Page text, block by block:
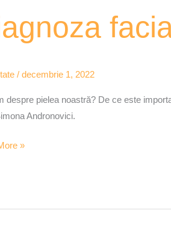
/decembrie 1, 2022
despre pielea noastră? De ce este
Andronovici.
»